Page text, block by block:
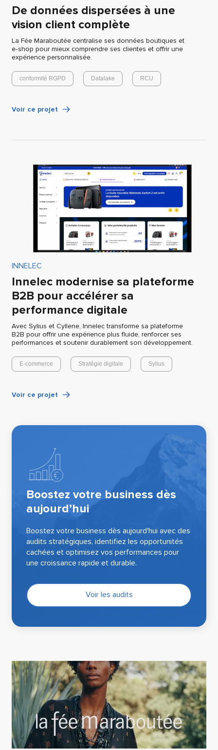
De données dispersées à une
vision client complète
La Fée Maraboutée centralise ses données boutiques et
e‑shop pour mieux comprendre ses clientes et offrir une
expérience personnalisée.
conformité RGPD Datalake RCU
Voir ce projet
INNELEC
Innelec modernise sa plateforme
B2B pour accélérer sa
performance digitale
Avec Sylius et Cyllene, Innelec transforme sa plateforme
B2B pour offrir une expérience plus fluide, renforcer ses
performances et soutenir durablement son développement.
E-commerce Stratégie digitale Sylius
Voir ce projet
Boostez votre business dès
aujourd’hui
Boostez votre business dès aujourd'hui avec des
audits stratégiques, identifiez les opportunités
cachées et optimisez vos performances pour
une croissance rapide et durable.
Voir les audits